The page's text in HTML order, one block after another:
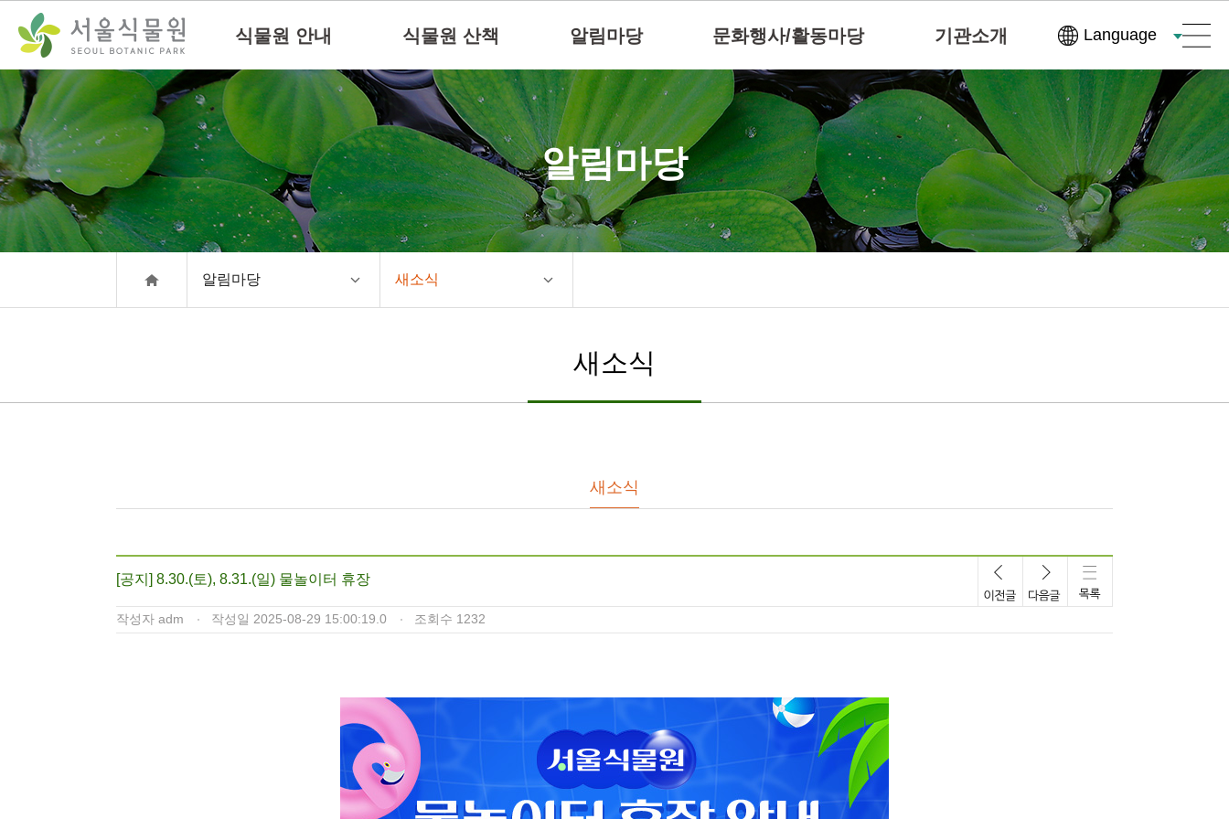
바
가
기
본문으로
바로가기
식물원 안내 식물원 산책 알림마당 문화행사/활동마당 기관소개 Language
알림마당
알림마당 새소식
새소식
새소식
[공지] 8.30.(토), 8.31.(일) 물놀이터 휴장
작성자 adm 작성일 2025-08-29 15:00:19.0 조회수 1232